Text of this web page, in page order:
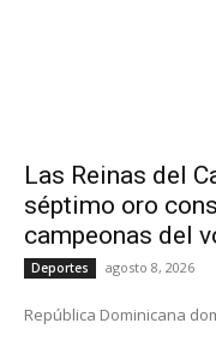
Las Reinas del
séptimo oro
campeonas del
Deportes agosto 8, 2026
República Dominicana